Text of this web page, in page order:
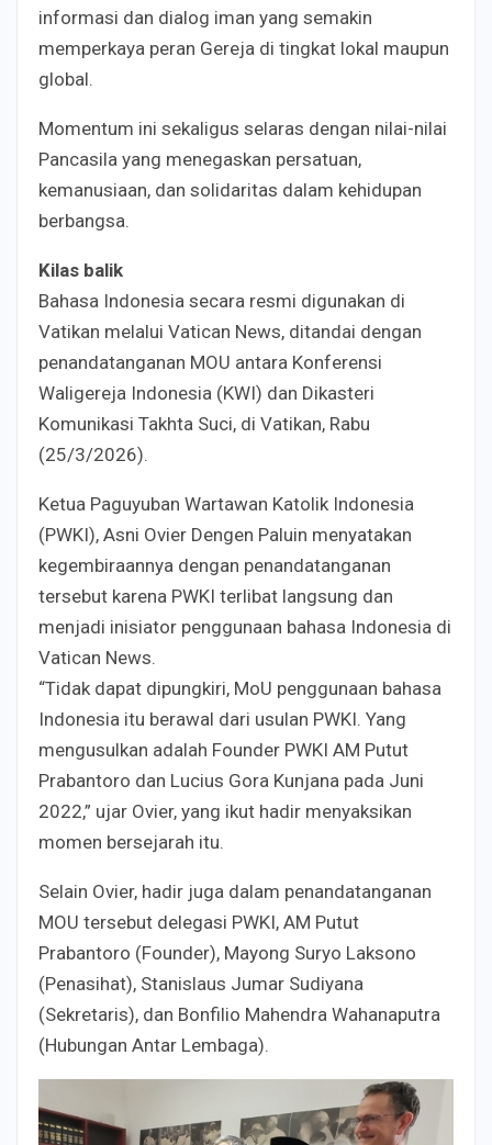
informasi dan dialog iman yang semakin
memperkaya peran Gereja di tingkat lokal maupun
global.
Momentum ini sekaligus selaras dengan nilai-nilai
Pancasila yang menegaskan persatuan,
kemanusiaan, dan solidaritas dalam kehidupan
berbangsa.
Kilas balik
Bahasa Indonesia secara resmi digunakan di
Vatikan melalui Vatican News, ditandai dengan
penandatanganan MOU antara Konferensi
Waligereja Indonesia (KWI) dan Dikasteri
Komunikasi Takhta Suci, di Vatikan, Rabu
(25/3/2026).
Ketua Paguyuban Wartawan Katolik Indonesia
(PWKI), Asni Ovier Dengen Paluin menyatakan
kegembiraannya dengan penandatanganan
tersebut karena PWKI terlibat langsung dan
menjadi inisiator penggunaan bahasa Indonesia di
Vatican News.
“Tidak dapat dipungkiri, MoU penggunaan bahasa
Indonesia itu berawal dari usulan PWKI. Yang
mengusulkan adalah Founder PWKI AM Putut
Prabantoro dan Lucius Gora Kunjana pada Juni
2022,” ujar Ovier, yang ikut hadir menyaksikan
momen bersejarah itu.
Selain Ovier, hadir juga dalam penandatanganan
MOU tersebut delegasi PWKI, AM Putut
Prabantoro (Founder), Mayong Suryo Laksono
(Penasihat), Stanislaus Jumar Sudiyana
(Sekretaris), dan Bonfilio Mahendra Wahanaputra
(Hubungan Antar Lembaga).